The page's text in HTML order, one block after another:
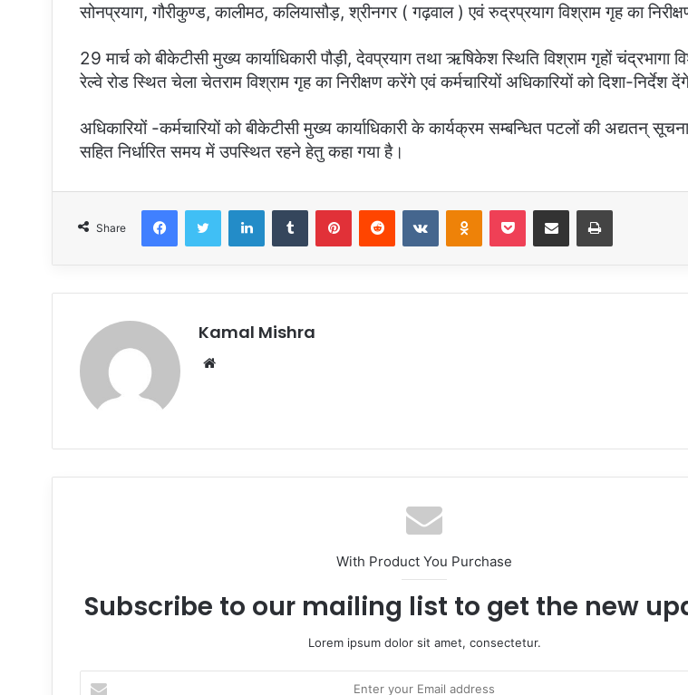
सोनप्रयाग, गौरीकुण्ड, कालीमठ, कलियासौड़, श्रीनगर ( गढ़वाल ) एवं रुद्रप्रयाग विश्राम गृह का
29 मार्च को बीकेटीसी मुख्य कार्याधिकारी पौड़ी, देवप्रयाग तथा ऋषिकेश स्थिति विश्राम गृहों चंद्रभागा
रेल्वे रोड स्थित चेला चेतराम विश्राम गृह का निरीक्षण करेंगे एवं कर्मचारियों अधिकारियों को दिशा-निर्देश
अधिकारियों -कर्मचारियों को बीकेटीसी मुख्य कार्याधिकारी के कार्यक्रम सम्बन्धित पटलों की अद्यतन्
सहित निर्धारित समय में उपस्थित रहने हेतु कहा गया है।
Share
FacebookTwitter LinkedInTumblr PinterestReddit VKontakteOdnoklassniki
Pocket Share via Email Print
Kamal Mishra
Website
With Product You Purchase
Subscribe to our mailing list to get the new
Lorem ipsum dolor sit amet, consectetur.